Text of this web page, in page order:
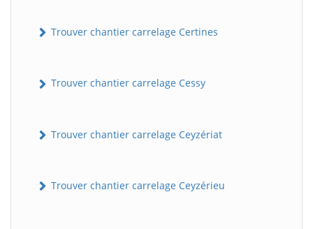
Trouver chantier carrelage Certines
Trouver chantier carrelage Cessy
Trouver chantier carrelage Ceyzériat
Trouver chantier carrelage Ceyzérieu